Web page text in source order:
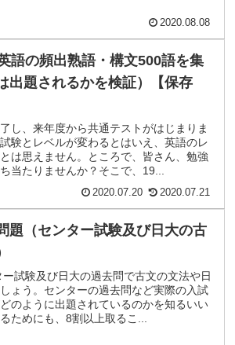
2020.08.08
語の頻出熟語・構文500語を集
出題されるかを検証）【保存
し、来年度から共通テストがはじまりま
験とレベルが変わるとはいえ、英語のレ
は思えません。ところで、皆さん、勉強
当たりませんか？そこで、19...
2020.07.20 2020.07.21
題（センター試験及び日大の古
試験及び日大の過去問で古文の文法や日
ょう。センターの過去問など実際の入試
のように出題されているのかを知るいい
ためにも、8割以上取るこ...